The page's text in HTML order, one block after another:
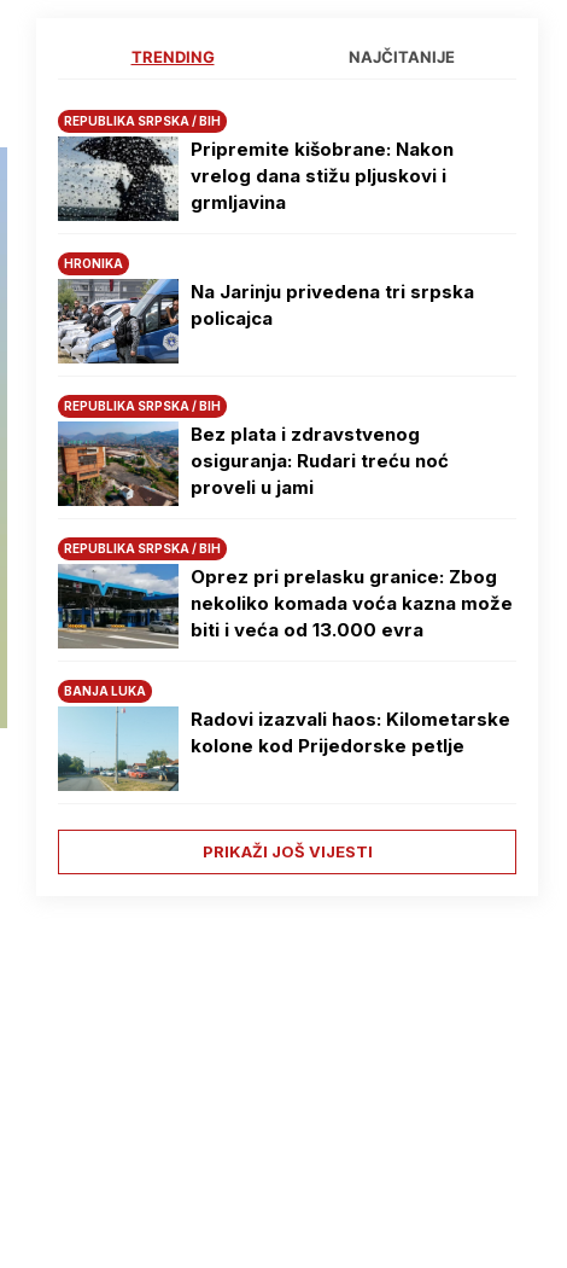
TRENDING NAJČITANIJE
REPUBLIKA SRPSKA / BIH
Pripremite kišobrane: Nakon
vrelog dana stižu pljuskovi i
grmljavina
HRONIKA
Na Јarinju privedena tri srpska
policajca
REPUBLIKA SRPSKA / BIH
Bez plata i zdravstvenog
osiguranja: Rudari treću noć
proveli u jami
REPUBLIKA SRPSKA / BIH
Oprez pri prelasku granice: Zbog
nekoliko komada voća kazna može
biti i veća od 13.000 evra
BANJA LUKA
Radovi izazvali haos: Kilometarske
kolone kod Prijedorske petlje
PRIKAŽI JOŠ VIJESTI